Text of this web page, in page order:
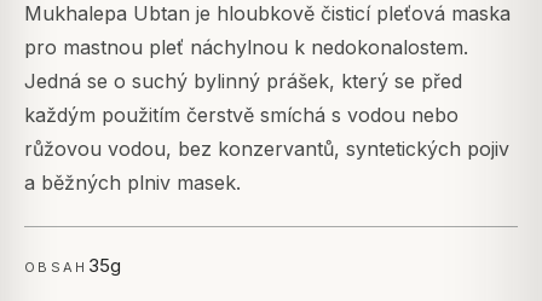
Mukhalepa Ubtan je hloubkově čisticí pleťová maska
pro mastnou pleť náchylnou k nedokonalostem.
Jedná se o suchý bylinný prášek, který se před
každým použitím čerstvě smíchá s vodou nebo
růžovou vodou, bez konzervantů, syntetických pojiv
a běžných plniv masek.
OBSAH 35g